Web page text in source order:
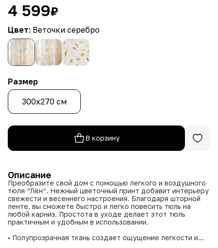
4 599₽
Цвет: Веточки серебро
Размер
300х270 см
В корзину
Описание
Преобразите свой дом с помощью легкого и воздушного
тюля “Лён”. Нежный цветочный принт добавит интерьеру
свежести и весеннего настроения. Благодаря шторной
ленте, вы сможете быстро и легко повесить тюль на
любой карниз. Простота в уходе делает этот тюль
практичным и удобным в использовании.
• Полупрозрачная ткань создает ощущение легкости и